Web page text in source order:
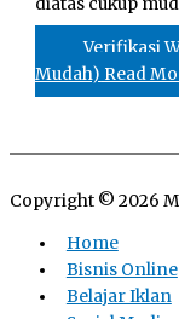
diatas cukup
Verifikasi
Mudah) Read
Copyright © 2026
Home
Bisnis Online
Belajar Iklan